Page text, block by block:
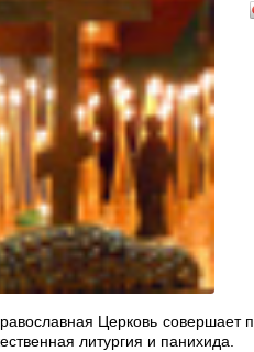
Церковь
литургия и панихида.